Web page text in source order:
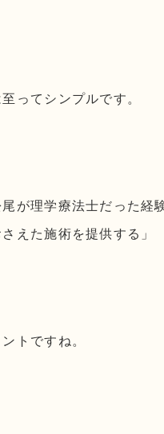
ってシンプルです。
尾が理学療法士だった経
えた施術を提供する」
トですね。